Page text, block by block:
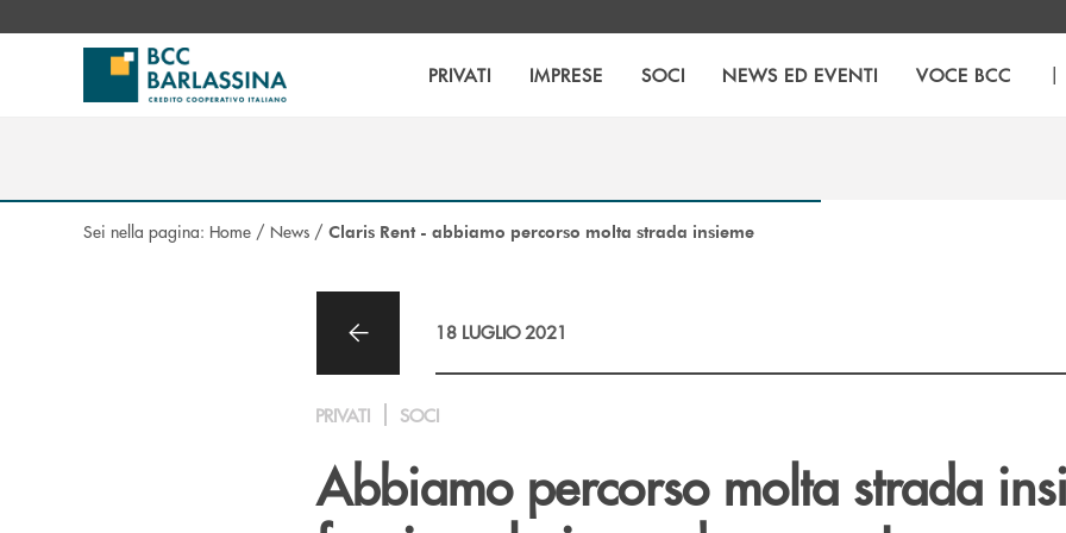
PRIVATI IMPRESE SOCI NEWS ED EVENTI VOCE BCC |
Sei nella pagina: Home / News / Claris Rent - abbiamo percorso molta strada insieme
18 LUGLIO 2021
PRIVATI SOCI
Abbiamo percorso molta strada